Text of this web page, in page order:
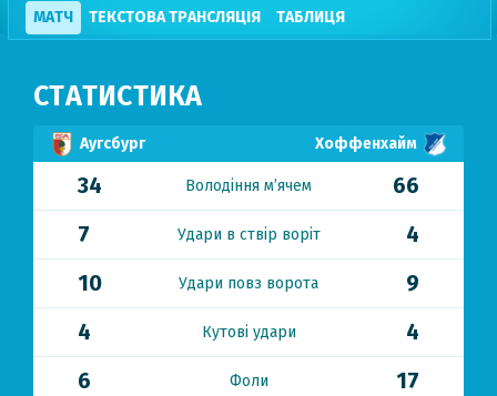
МАТЧ ТЕКСТОВА ТРАНСЛЯЦІЯ ТАБЛИЦЯ
СТАТИСТИКА
Аугсбург Хоффенхайм
34 Володіння м’ячем
66
7
Удари в ствір воріт
4
10
Удари повз ворота
9
4
Кутові удари
4
6
Фоли
17